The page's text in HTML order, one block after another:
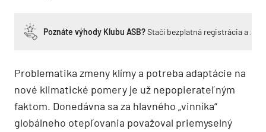
Poznáte výhody Klubu ASB?Stačí bezplatná registrácia a
Problematika zmeny klímy a potreba adaptácie na
nové klimatické pomery je už nepopierateľným
faktom. Donedávna sa za hlavného „vinníka“
globálneho otepľovania považoval priemyselný